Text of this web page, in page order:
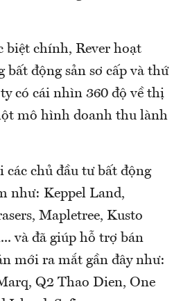
biệt chính, Rever hoạt
bất động sản sơ cấp và thứ
có cái nhìn 360 độ về thị
mô hình doanh thu lành
các chủ đầu tư bất động
như: Keppel Land,
Mapletree, Kusto
và đã giúp hỗ trợ bán
mới ra mắt gần đây như:
Q2 Thao Dien, One